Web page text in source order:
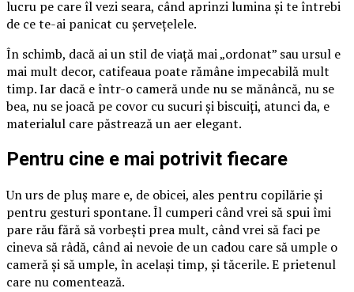
lucru pe care îl vezi seara, când aprinzi lumina și te întrebi
de ce te-ai panicat cu șervețelele.
În schimb, dacă ai un stil de viață mai „ordonat” sau ursul e
mai mult decor, catifeaua poate rămâne impecabilă mult
timp. Iar dacă e într-o cameră unde nu se mănâncă, nu se
bea, nu se joacă pe covor cu sucuri și biscuiți, atunci da, e
materialul care păstrează un aer elegant.
Pentru cine e mai potrivit fiecare
Un urs de pluș mare e, de obicei, ales pentru copilărie și
pentru gesturi spontane. Îl cumperi când vrei să spui îmi
pare rău fără să vorbești prea mult, când vrei să faci pe
cineva să râdă, când ai nevoie de un cadou care să umple o
cameră și să umple, în același timp, și tăcerile. E prietenul
care nu comentează.